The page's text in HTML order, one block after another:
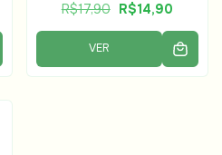
R$17,90 R$14,90
VER